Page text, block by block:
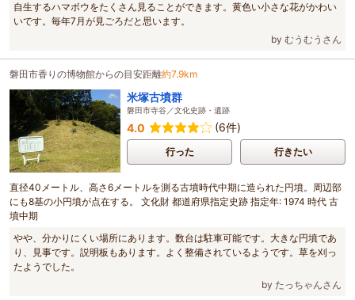
自生するハマボウをたくさん見ることができます。黄色い小さな花がかわい
いです。毎年7月が見ごろだと思います。
by むうむうさん
磐田市香りの博物館からの目安距離約7.9km
米塚古墳群
磐田市寺谷／文化史跡・遺跡
4.0 (6件)
行った 行きたい
直径40メートル、高さ6メートルを測る古墳時代中期に造られた円墳。周辺部
にも8基の小円墳が点在する。 文化財 都道府県指定史跡 指定年: 1974 時代 古
墳中期
やや、分かりにくい場所にあります。数台は駐車可能です。大きな円墳であ
り、見事です。説明板もあります。よく整備されているようです。草を刈っ
たようでした。
by たっちゃんさん